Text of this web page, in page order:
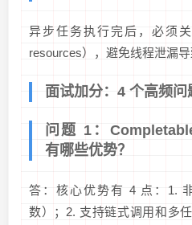
异步任务执行完后，必须
resources），避免线程泄漏导
面试加分：4 个高频问
问题 1：
有哪些优势？
答：核心优势有 4 点：1.
数）；2. 支持链式调用和多